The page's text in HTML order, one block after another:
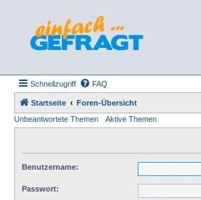
Schnellzugriff FAQ
Startseite
Foren-Übersicht
Unbeantwortete Themen
Aktive Themen
Benutzername:
Passwort: